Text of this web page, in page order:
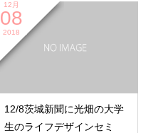
12月
08
2018
12/8茨城新聞に光畑の大学
生のライフデザインセミ